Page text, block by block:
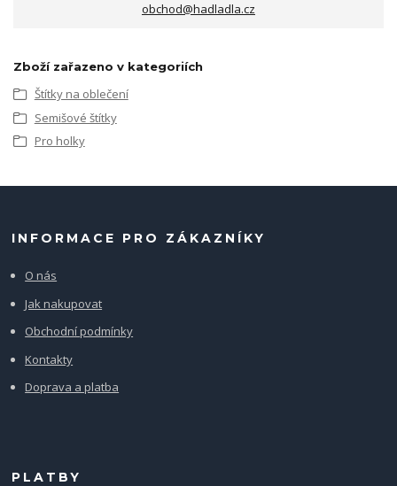
obchod@hadladla.cz
Zboží zařazeno v kategoriích
Štítky na oblečení
Semišové štítky
Pro holky
INFORMACE PRO ZÁKAZNÍKY
O nás
Jak nakupovat
Obchodní podmínky
Kontakty
Doprava a platba
PLATBY